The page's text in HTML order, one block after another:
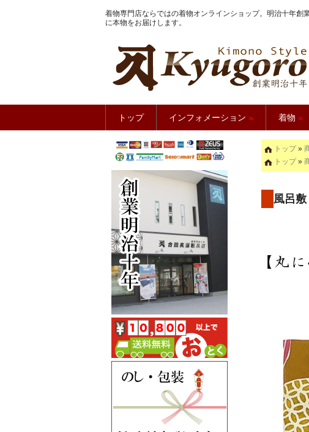
着物専門店ならではの着物オンラインショップ。明治十年創
に本物をお届けします。
きもの館【久
トップ インフォメーション » 着物 »
トップ»
トップ»
風呂